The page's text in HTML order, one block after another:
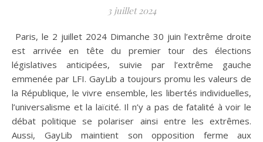
3 juillet 2024
Paris, le 2 juillet 2024 Dimanche 30 juin l’extrême droite
est arrivée en tête du premier tour des élections
législatives anticipées, suivie par l’extrême gauche
emmenée par LFI. GayLib a toujours promu les valeurs de
la République, le vivre ensemble, les libertés individuelles,
l’universalisme et la laïcité. Il n’y a pas de fatalité à voir le
débat politique se polariser ainsi entre les extrêmes.
Aussi, GayLib maintient son opposition ferme aux